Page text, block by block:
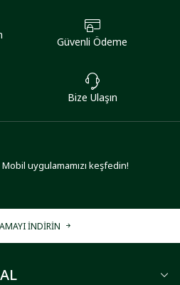
Güvenli Ödeme
Bize Ulaşın
Mobil uygulamamızı keşfedin!
İNDİRİN